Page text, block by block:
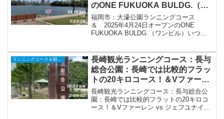
のONE FUKUOKA BULDG.（ワ
ンビル）
福岡市：大濠公園ランニングコース
＆ 2025年4月24日オープンのONE
FUKUOKA BULDG.（ワンビル）いつも
公園のランニングコースの紹介です。ま
た、202...
ランニングコース＆観光ラン
長崎観光ランニングコース：長与
総合公園：長崎では比較的フラッ
トの20キロコース！＆Vファーレ
ン vs ジェフユナイテッド千葉
長崎観光ランニングコース：長与総合公
園：長崎では比較的フラットの20キロコ
ース！＆Vファーレン vs ジェフユナイテ